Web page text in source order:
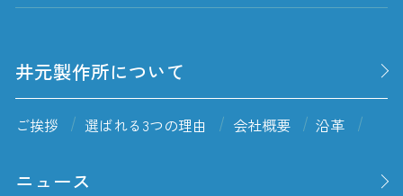
井元製作所について
ご挨拶 選ばれる3つの理由 会社概要 沿革
ニュース